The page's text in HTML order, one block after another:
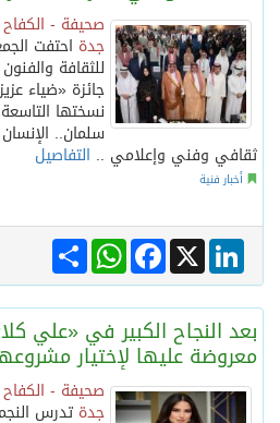
صحيفة -
جدة احتفت
للثقافة
جائزة «ضياء
نسختها
سلمان..
ثقافي وفني وإعلامي .. التفاصيل
أخبار فنية
Share
WhatsAppFacebook X
LinkedIn
بعد النجاح الكبير في «علي
معروضة عليها لإختيار
صحيفة -
جدة تدرس